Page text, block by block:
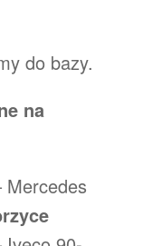
do bazy.
na